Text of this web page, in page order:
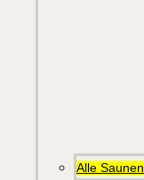
Alle Saunen